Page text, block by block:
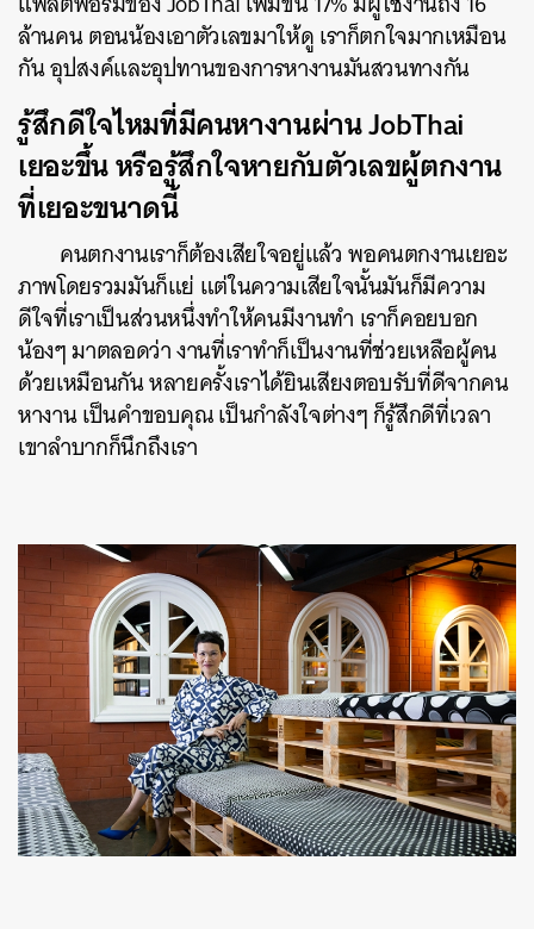
ล้านคน ตอนน้องเอาตัวเลขมาให้ดู เราก็ตกใจมากเหมือน
กัน อุปสงค์และอุปทานของการหางานมันสวนทางกัน
รู้สึกดีใจไหมที่มีคนหางานผ่าน JobThai
เยอะขึ้น หรือรู้สึกใจหายกับตัวเลขผู้ตกงาน
ที่เยอะขนาดนี้
คนตกงานเราก็ต้องเสียใจอยู่แล้ว พอคนตกงานเยอะ
ภาพโดยรวมมันก็แย่ แต่ในความเสียใจนั้นมันก็มีความ
ดีใจที่เราเป็นส่วนหนึ่งทำให้คนมีงานทำ เราก็คอยบอก
น้องๆ มาตลอดว่า งานที่เราทำก็เป็นงานที่ช่วยเหลือผู้คน
ด้วยเหมือนกัน หลายครั้งเราได้ยินเสียงตอบรับที่ดีจากคน
หางาน เป็นคำขอบคุณ เป็นกำลังใจต่างๆ ก็รู้สึกดีที่เวลา
เขาลำบากก็นึกถึงเรา